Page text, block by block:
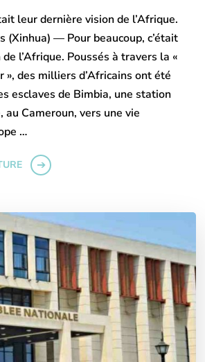
leur dernière vision de l’Afrique.
(Xinhua) — Pour beaucoup, c’était
l’Afrique. Poussés à travers la «
», des milliers d’Africains ont été
esclaves de Bimbia, une station
au Cameroun, vers une vie
…